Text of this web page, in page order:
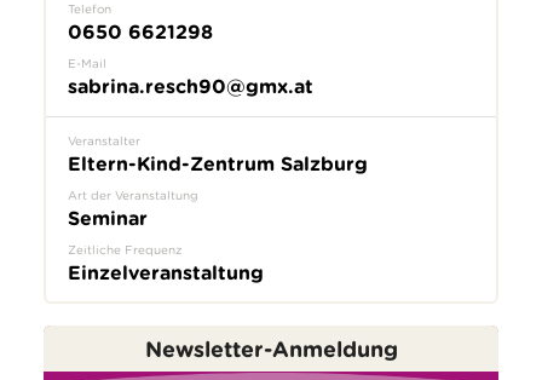
Telefon
0650 6621298
E-Mail
sabrina.resch90@gmx.at
Veranstalter
Eltern-Kind-Zentrum Salzburg
Art der Veranstaltung
Seminar
Zeitliche Frequenz
Einzelveranstaltung
Newsletter-Anmeldung